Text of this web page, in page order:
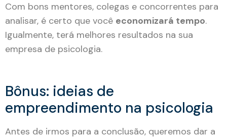
Com bons mentores, colegas e concorrentes para
analisar, é certo que você economizará tempo.
Igualmente, terá melhores resultados na sua
empresa de psicologia.
Bônus: ideias de
empreendimento na psicologia
Antes de irmos para a conclusão, queremos dar a